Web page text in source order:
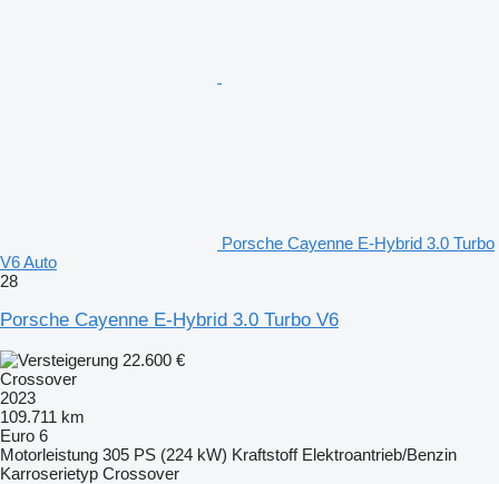
Porsche Cayenne E-Hybrid 3.0 Turbo
V6 Auto
28
Porsche Cayenne E-Hybrid 3.0 Turbo V6
22.600 €
Crossover
2023
109.711 km
Euro 6
Motorleistung 305 PS (224 kW) Kraftstoff Elektroantrieb/Benzin
Karroserietyp Crossover